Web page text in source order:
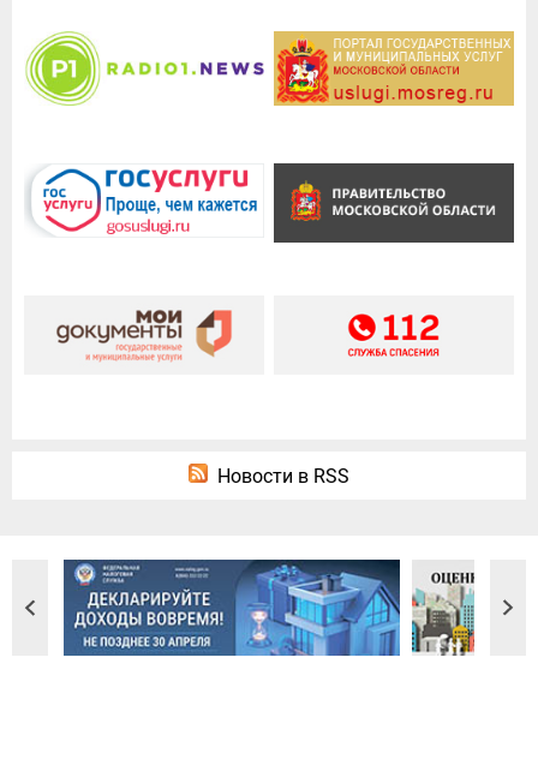
Новости в RSS